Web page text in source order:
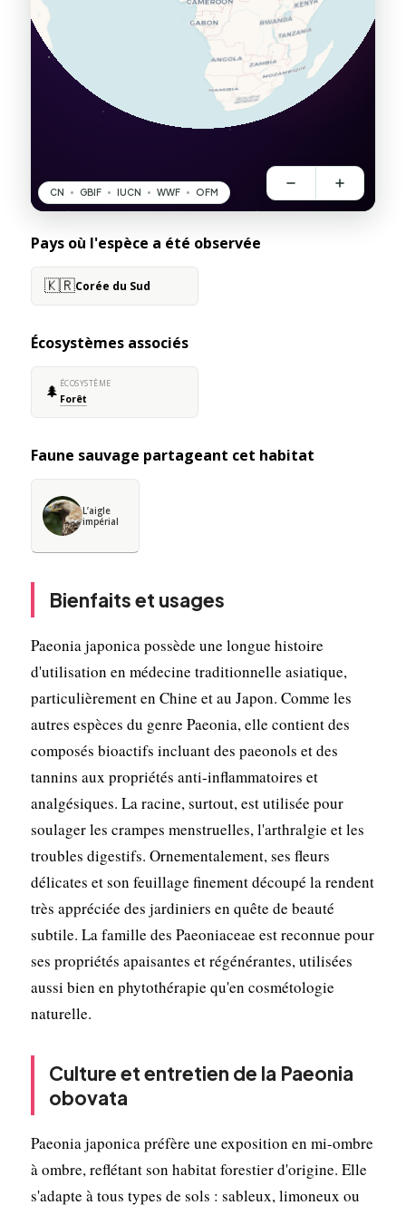
Pays où l'espèce a été observée
🇰🇷Corée du Sud
Écosystèmes associés
🌲 ÉCOSYSTÈME
Forêt
Faune sauvage partageant cet habitat
L’aigle
impérial
Bienfaits et usages
Paeonia japonica possède une longue histoire
d'utilisation en médecine traditionnelle asiatique,
particulièrement en Chine et au Japon. Comme les
autres espèces du genre Paeonia, elle contient des
composés bioactifs incluant des paeonols et des
tannins aux propriétés anti-inflammatoires et
analgésiques. La racine, surtout, est utilisée pour
soulager les crampes menstruelles, l'arthralgie et les
troubles digestifs. Ornementalement, ses fleurs
délicates et son feuillage finement découpé la rendent
très appréciée des jardiniers en quête de beauté
subtile. La famille des Paeoniaceae est reconnue pour
ses propriétés apaisantes et régénérantes, utilisées
aussi bien en phytothérapie qu'en cosmétologie
naturelle.
Culture et entretien de la Paeonia
obovata
Paeonia japonica préfère une exposition en mi-ombre
à ombre, reflétant son habitat forestier d'origine. Elle
s'adapte à tous types de sols : sableux, limoneux ou